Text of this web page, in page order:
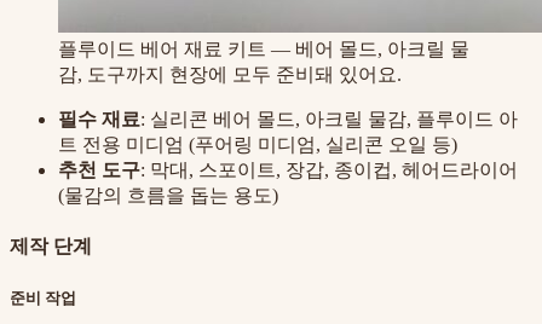
플루이드 베어 재료 키트 — 베어 몰드, 아크릴 물
감, 도구까지 현장에 모두 준비돼 있어요.
필수 재료: 실리콘 베어 몰드, 아크릴 물감, 플루이드 아
트 전용 미디엄 (푸어링 미디엄, 실리콘 오일 등)
추천 도구: 막대, 스포이트, 장갑, 종이컵, 헤어드라이어
(물감의 흐름을 돕는 용도)
제작 단계
준비 작업